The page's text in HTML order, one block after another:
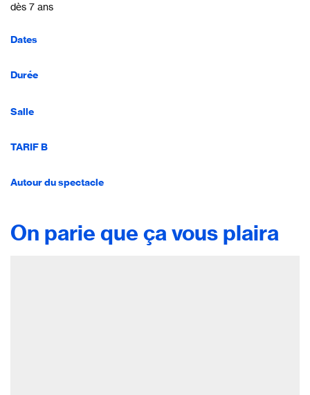
dès 7 ans
Dates
Durée
Salle
TARIF B
Autour du spectacle
On parie que ça vous plaira